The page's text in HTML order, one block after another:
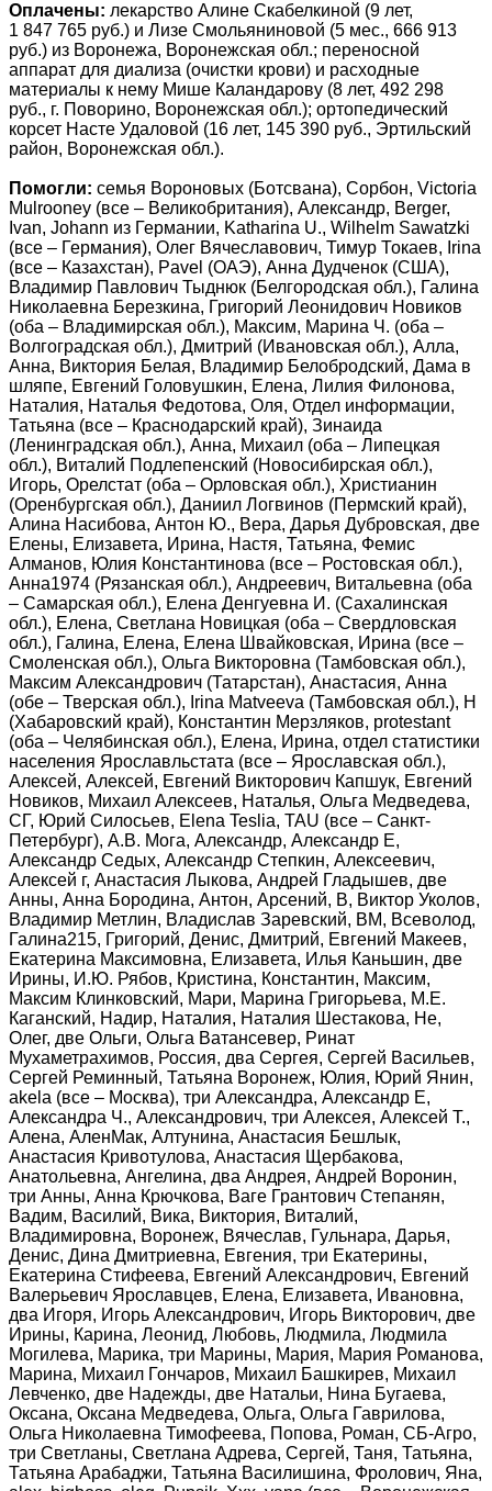
Оплачены: лекарство Алине Скабелкиной (9 лет,
1 847 765 руб.) и Лизе Смольяниновой (5 мес., 666 913
руб.) из Воронежа, Воронежская обл.; переносной
аппарат для диализа (очистки крови) и расходные
материалы к нему Мише Каландарову (8 лет, 492 298
руб., г. Поворино, Воронежская обл.); ортопедический
корсет Насте Удаловой (16 лет, 145 390 руб., Эртильский
район, Воронежская обл.).
Помогли: семья Вороновых (Ботсвана), Сорбон, Victoria
Mulrooney (все – Великобритания), Александр, Berger,
Ivan, Johann из Германии, Katharina U., Wilhelm Sawatzki
(все – Германия), Олег Вячеславович, Тимур Токаев, Irina
(все – Казахстан), Pavel (ОАЭ), Анна Дудченок (США),
Владимир Павлович Тыднюк (Белгородская обл.), Галина
Николаевна Березкина, Григорий Леонидович Новиков
(оба – Владимирская обл.), Максим, Марина Ч. (оба –
Волгоградская обл.), Дмитрий (Ивановская обл.), Алла,
Анна, Виктория Белая, Владимир Белобродский, Дама в
шляпе, Евгений Головушкин, Елена, Лилия Филонова,
Наталия, Наталья Федотова, Оля, Отдел информации,
Татьяна (все – Краснодарский край), Зинаида
(Ленинградская обл.), Анна, Михаил (оба – Липецкая
обл.), Виталий Подлепенский (Новосибирская обл.),
Игорь, Орелстат (оба – Орловская обл.), Христианин
(Оренбургская обл.), Даниил Логвинов (Пермский край),
Алина Насибова, Антон Ю., Вера, Дарья Дубровская, две
Елены, Елизавета, Ирина, Настя, Татьяна, Фемис
Алманов, Юлия Константинова (все – Ростовская обл.),
Анна1974 (Рязанская обл.), Андреевич, Витальевна (оба
– Самарская обл.), Елена Денгуевна И. (Сахалинская
обл.), Елена, Светлана Новицкая (оба – Свердловская
обл.), Галина, Елена, Елена Швайковская, Ирина (все –
Смоленская обл.), Ольга Викторовна (Тамбовская обл.),
Максим Александрович (Татарстан), Анастасия, Анна
(обе – Тверская обл.), Irina Matveeva (Тамбовская обл.), Н
(Хабаровский край), Константин Мерзляков, protestant
(оба – Челябинская обл.), Елена, Ирина, отдел статистики
населения Ярославльстата (все – Ярославская обл.),
Алексей, Алексей, Евгений Викторович Капшук, Евгений
Новиков, Михаил Алексеев, Наталья, Ольга Медведева,
СГ, Юрий Силосьев, Elena Teslia, TAU (все – Санкт-
Петербург), А.В. Мога, Александр, Александр Е,
Александр Седых, Александр Степкин, Алексеевич,
Алексей г, Анастасия Лыкова, Андрей Гладышев, две
Анны, Анна Бородина, Антон, Арсений, В, Виктор Уколов,
Владимир Метлин, Владислав Заревский, ВМ, Всеволод,
Галина215, Григорий, Денис, Дмитрий, Евгений Макеев,
Екатерина Максимовна, Елизавета, Илья Каньшин, две
Ирины, И.Ю. Рябов, Кристина, Константин, Максим,
Максим Клинковский, Мари, Марина Григорьева, М.Е.
Каганский, Надир, Наталия, Наталия Шестакова, Не,
Олег, две Ольги, Ольга Ватансевер, Ринат
Мухаметрахимов, Россия, два Сергея, Сергей Васильев,
Сергей Реминный, Татьяна Воронеж, Юлия, Юрий Янин,
akela (все – Москва), три Александра, Александр Е,
Александра Ч., Александрович, три Алексея, Алексей Т.,
Алена, АленМак, Алтунина, Анастасия Бешлык,
Анастасия Кривотулова, Анастасия Щербакова,
Анатольевна, Ангелина, два Андрея, Андрей Воронин,
три Анны, Анна Крючкова, Ваге Грантович Степанян,
Вадим, Василий, Вика, Виктория, Виталий,
Владимировна, Воронеж, Вячеслав, Гульнара, Дарья,
Денис, Дина Дмитриевна, Евгения, три Екатерины,
Екатерина Стифеева, Евгений Александрович, Евгений
Валерьевич Ярославцев, Елена, Елизавета, Ивановна,
два Игоря, Игорь Александрович, Игорь Викторович, две
Ирины, Карина, Леонид, Любовь, Людмила, Людмила
Могилева, Марика, три Марины, Мария, Мария Романова,
Марина, Михаил Гончаров, Михаил Башкирев, Михаил
Левченко, две Надежды, две Натальи, Нина Бугаева,
Оксана, Оксана Медведева, Ольга, Ольга Гаврилова,
Ольга Николаевна Тимофеева, Попова, Роман, СБ-Агро,
три Светланы, Светлана Адрева, Сергей, Таня, Татьяна,
Татьяна Арабаджи, Татьяна Василишина, Фролович, Яна,